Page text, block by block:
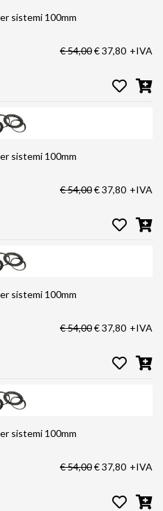
sistemi 100mm
€ 54,00€ 37,80 +IVA
sistemi 100mm
€ 54,00€ 37,80 +IVA
sistemi 100mm
€ 54,00€ 37,80 +IVA
sistemi 100mm
€ 54,00€ 37,80 +IVA